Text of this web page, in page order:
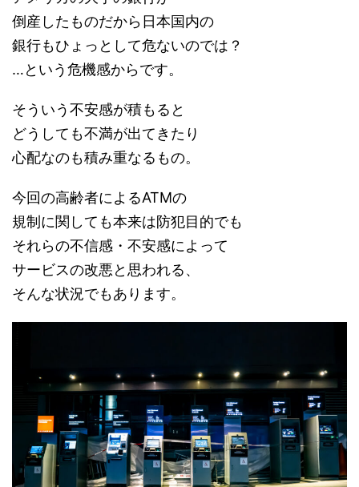
倒産したものだから日本国内の
銀行もひょっとして危ないのでは？
…という危機感からです。
そういう不安感が積もると
どうしても不満が出てきたり
心配なのも積み重なるもの。
今回の高齢者によるATMの
規制に関しても本来は防犯目的でも
それらの不信感・不安感によって
サービスの改悪と思われる、
そんな状況でもあります。